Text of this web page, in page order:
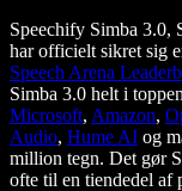
Speechify Simba 3.0,
har officielt sikret sig
Speech Arena
Simba 3.0 helt i
Microsoft, Amazon,
Audio, Hume AI og
million tegn. Det gør
ofte til en tiendedel af